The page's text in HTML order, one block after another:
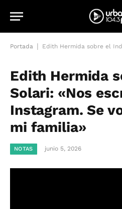
Portada Edith Hermida sobre el Indio Solari: «Nos
Edith Hermida
Solari: «Nos
Instagram. Se
mi familia»
NOTAS junio 5, 2026